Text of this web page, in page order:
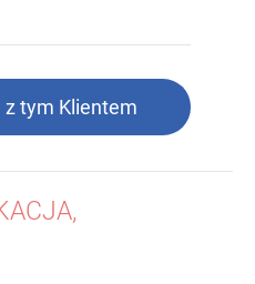
tym Klientem